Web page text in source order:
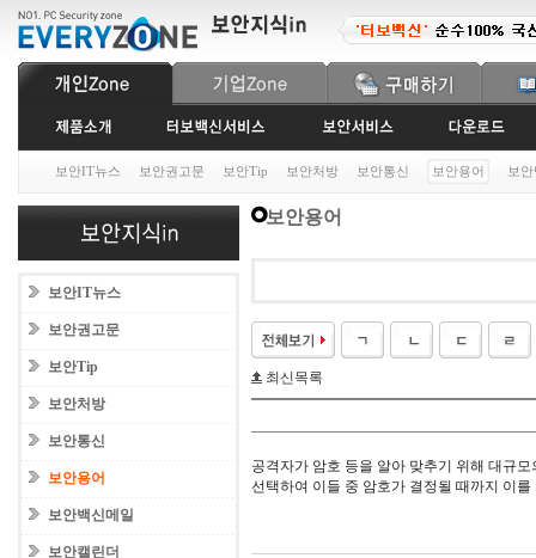
보안IT뉴스 보안권고문 보안Tip 보안처방 보안통신 보안용어 보
보안IT뉴스
보안권고문
보안Tip
보안처방
보안통신
보안용어
보안백신메일
보안캘린더
보안용어
최신목록
공격자가 암호 등을 알아 맞추기 위해 대규
선택하여 이들 중 암호가 결정될 때까지 이를